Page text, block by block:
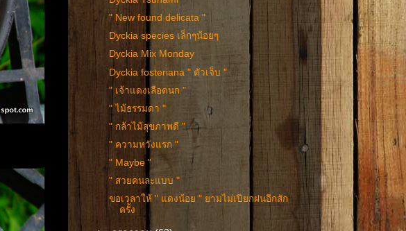
" New found delicata "
Dyckia species เล็กๆน้อยๆ
Dyckia Mix Monday
Dyckia fosteriana " ตัวเจ็บ "
" เจ้าแดงเลือดนก "
" ไม้ธรรมดา "
" กล้าไม้สุขภาพดี "
" ความหวังแรก "
" Maybe "
" สวยคนละแบบ "
ขอเวลาให้ " แดงน้อย " ยามไม่เปียกฝนอีกสัก
ครั้ง